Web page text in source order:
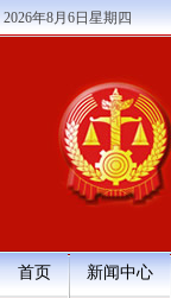
2026年8月6日星期四
首页 新闻中心